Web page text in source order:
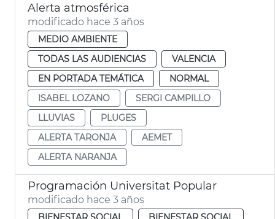
Alerta atmosférica
modificado hace 3 años
MEDIO AMBIENTE
TODAS LAS AUDIENCIAS
VALENCIA
EN PORTADA TEMÁTICA
NORMAL
ISABEL LOZANO
SERGI CAMPILLO
LLUVIAS
PLUGES
ALERTA TARONJA
AEMET
ALERTA NARANJA
Programación Universitat Popular
modificado hace 3 años